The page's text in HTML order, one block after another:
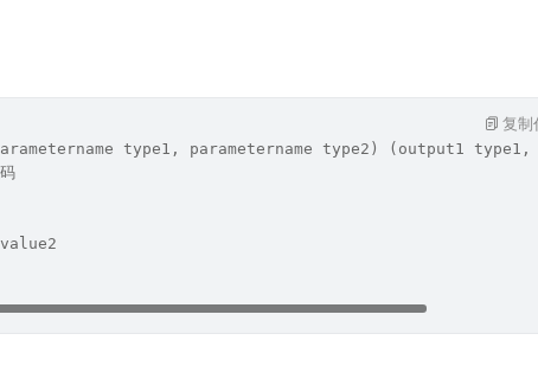
type1, parametername type2) (output1
复制